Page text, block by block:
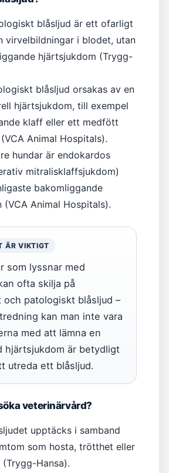
blåsljud är ett ofarligt
virvelbildningar i blodet, utan
hjärtsjukdom (Trygg-
blåsljud orsakas av en
hjärtsjukdom, till exempel
klaff eller ett medfött
Animal Hospitals).
hundar är endokardos
mitralisklaffsjukdom)
bakomliggande
(VCA Animal Hospitals).
ÄR VIKTIGT
som lyssnar med
ofta skilja på
patologiskt blåsljud –
kan man inte vara
med att lämna en
hjärtsjukdom är betydligt
utreda ett blåsljud.
veterinärvård?
upptäcks i samband
som hosta, trötthet eller
Hansa).